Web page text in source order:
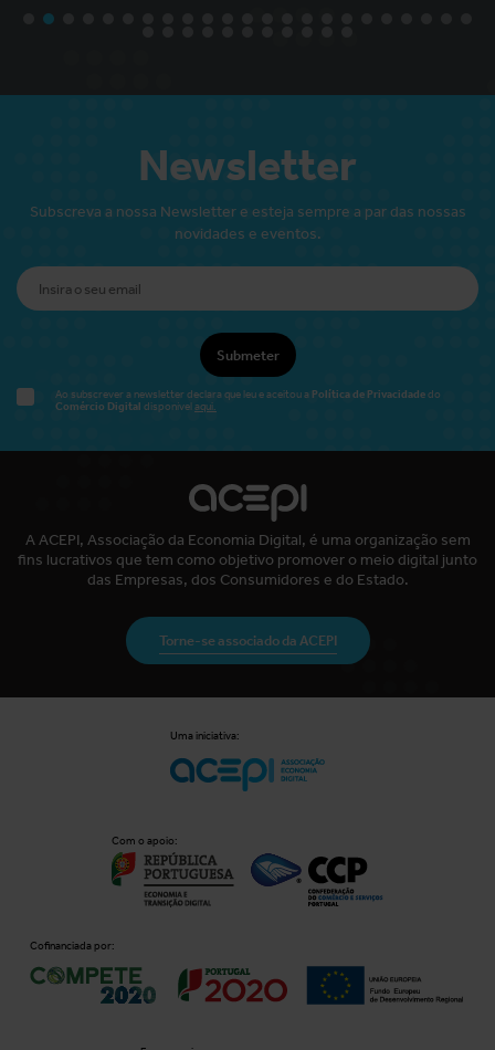
Newsletter
Subscreva a nossa Newsletter e esteja sempre a par das nossas
novidades e eventos.
Submeter
Ao subscrever a newsletter declara que leu e aceitou a Política de Privacidadedo
Comércio Digital disponível aqui.
A ACEPI, Associação da Economia Digital, é uma organização sem
fins lucrativos que tem como objetivo promover o meio digital junto
das Empresas, dos Consumidores e do Estado.
Torne-se associado da ACEPI
Uma iniciativa:
Com o apoio:
Cofinanciada por: